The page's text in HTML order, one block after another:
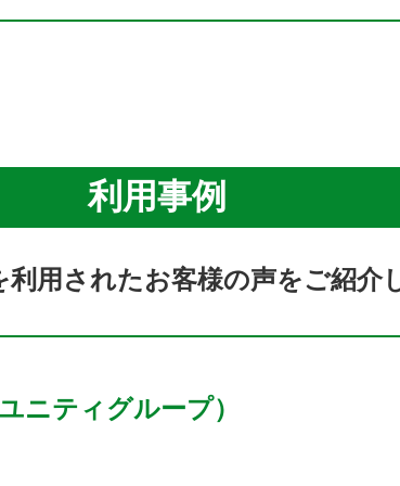
利用事例
利用されたお客様の声をご紹介
ニティグループ）